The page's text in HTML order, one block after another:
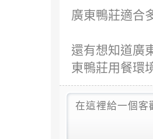
廣東鴨莊適合
還有想知道廣
東鴨莊用餐環